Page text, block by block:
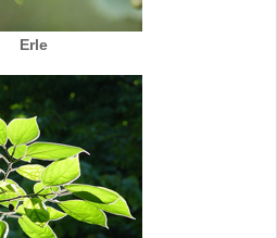
Erle